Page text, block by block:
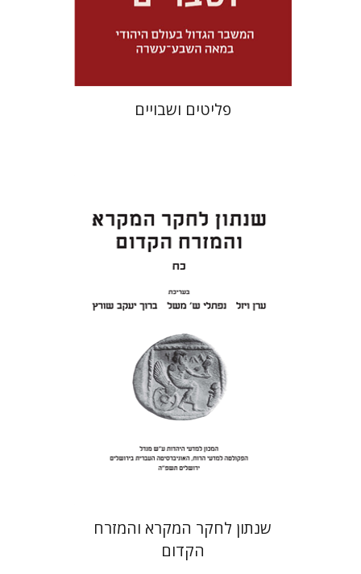
מחיר השקה
$46
$32
פליטים ושבויים
ערן ויזל נפתלי ש' משל
ברוך
$46
$41
שנתון לחקר המקרא והמזרח
הקדום